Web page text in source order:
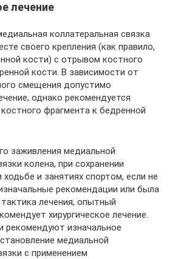
лечение
коллатеральная связка
своего крепления (как правило,
кости) с отрывом костного
кости. В зависимости от
смещения допустимо
однако рекомендуется
фрагмента к бедренной
заживления медиальной
колена, при сохранении
ходьбе и занятиях спортом, если не
рекомендации или была
лечения, опытный
хирургическое лечение.
рекомендуют изначальное
медиальной
с применением